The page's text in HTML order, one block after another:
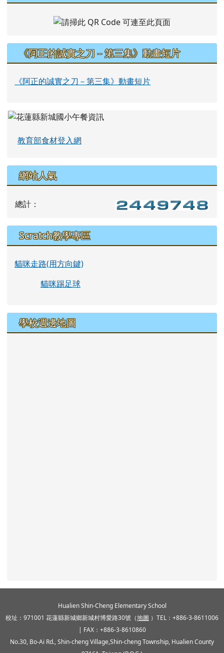
《阿正的誠實之刀－第三集》動畫短片
《阿正的誠實之刀－第三集》動畫短片
教育部食材登入網
網站人氣
總計：
Scratch教學專區
貓咪走路(用方向鍵)
貓咪踢足球
學校週邊地圖
Hualien Shin-Cheng Elementary School
校址：971001 花蓮縣新城鄉新城村博愛路30號（地圖 ）TEL：+886-3-8611006
| FAX：+886-3-8610860
No.30, Bo-Ai Rd., Shin-cheng Village,Shin-cheng Township, Hualien County